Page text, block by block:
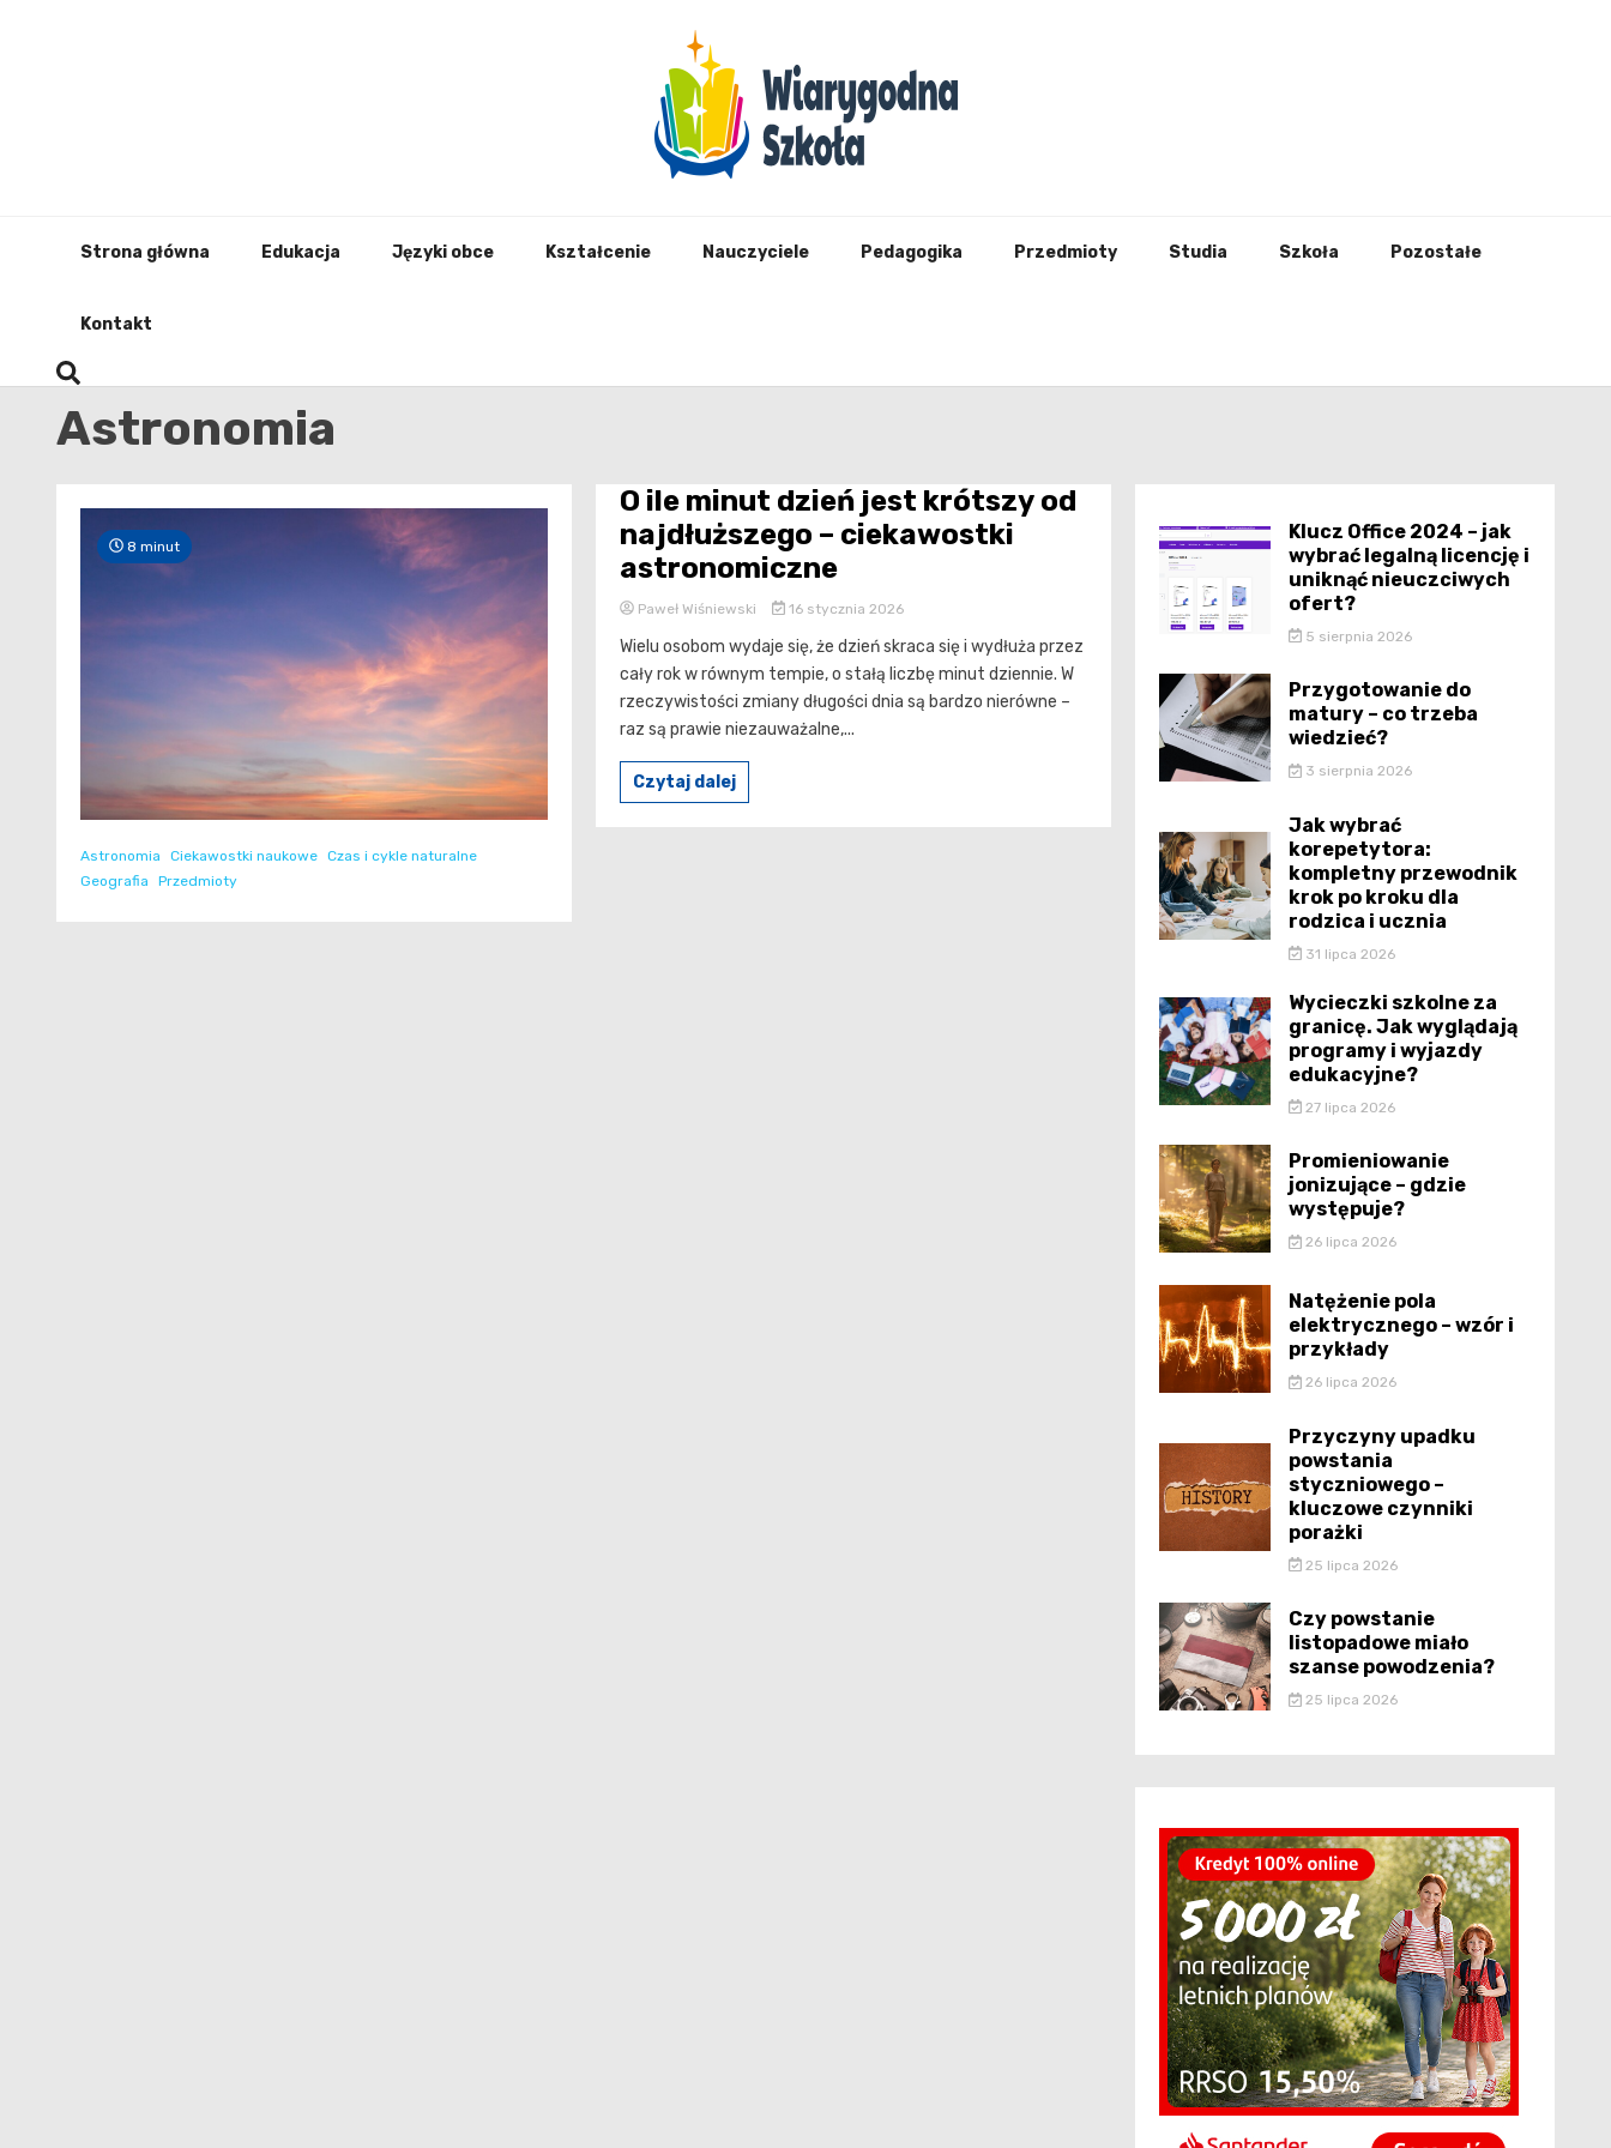
Strona główna Edukacja Języki obce Kształcenie Nauczyciele Pedagogika Przedmioty Studia Szkoła Pozostałe
Kontakt
Astronomia
8 minut
Astronomia Ciekawostki naukowe Czas i cykle naturalne
Geografia
Przedmioty
O ile minut dzień jest krótszy od
najdłuższego – ciekawostki
astronomiczne
Paweł Wiśniewski 16 stycznia 2026
Wielu osobom wydaje się, że dzień skraca się i wydłuża przez
cały rok w równym tempie, o stałą liczbę minut dziennie. W
rzeczywistości zmiany długości dnia są bardzo nierówne –
raz są prawie niezauważalne,...
Czytaj dalej
Klucz Office 2024 – jak
wybrać legalną licencję i
uniknąć nieuczciwych
ofert?
5 sierpnia 2026
Przygotowanie do
matury – co trzeba
wiedzieć?
3 sierpnia 2026
Jak wybrać
korepetytora:
kompletny przewodnik
krok po kroku dla
rodzica i ucznia
31 lipca 2026
Wycieczki szkolne za
granicę. Jak wyglądają
programy i wyjazdy
edukacyjne?
27 lipca 2026
Promieniowanie
jonizujące – gdzie
występuje?
26 lipca 2026
Natężenie pola
elektrycznego – wzór i
przykłady
26 lipca 2026
Przyczyny upadku
powstania
styczniowego –
kluczowe czynniki
porażki
25 lipca 2026
Czy powstanie
listopadowe miało
szanse powodzenia?
25 lipca 2026